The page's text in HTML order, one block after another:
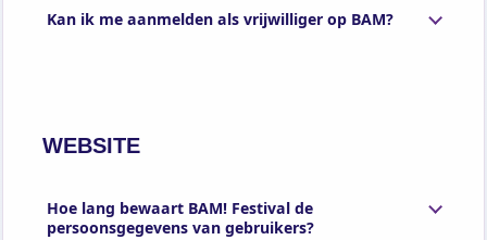
Kan ik me aanmelden als vrijwilliger op BAM?
WEBSITE
Hoe lang bewaart BAM! Festival de
persoonsgegevens van gebruikers?